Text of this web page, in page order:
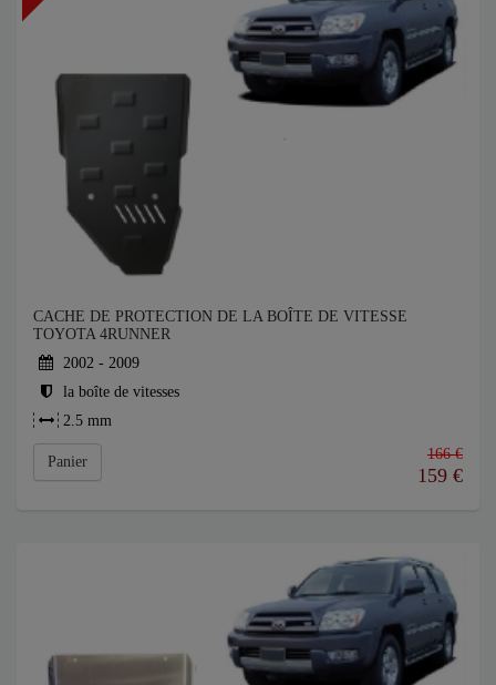
CACHE DE PROTECTION DE LA BOÎTE DE VITESSE
TOYOTA 4RUNNER
2002 - 2009
la boîte de vitesses
2.5 mm
Panier 166 €
159 €